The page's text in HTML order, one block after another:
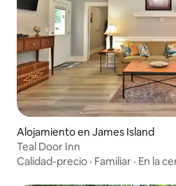
Alojamiento en James Island
Teal Door Inn
Calidad-precio · Familiar · En la